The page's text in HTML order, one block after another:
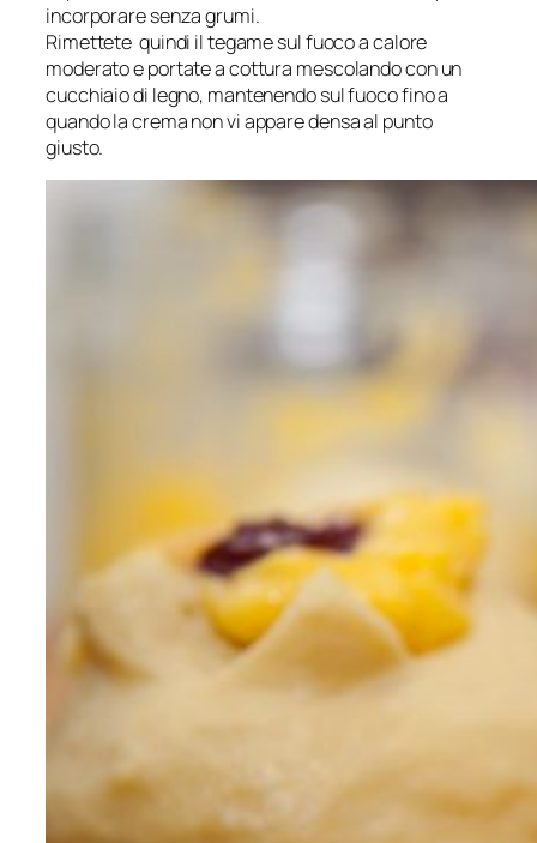
incorporare senza grumi.
Rimettete quindi il tegame sul fuoco a calore
moderato e portate a cottura mescolando con un
cucchiaio di legno, mantenendo sul fuoco fino a
quando la crema non vi appare densa al punto
giusto.